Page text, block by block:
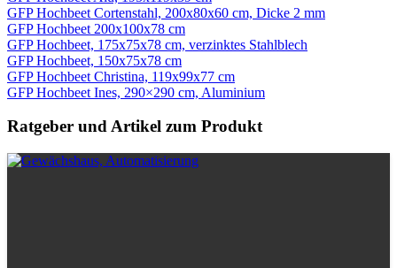
GFP Hochbeet Cortenstahl, 200x80x60 cm, Dicke 2 mm
GFP Hochbeet 200x100x78 cm
GFP Hochbeet, 175x75x78 cm, verzinktes Stahlblech
GFP Hochbeet, 150x75x78 cm
GFP Hochbeet Christina, 119x99x77 cm
GFP Hochbeet Ines, 290×290 cm, Aluminium
Ratgeber und Artikel zum Produkt